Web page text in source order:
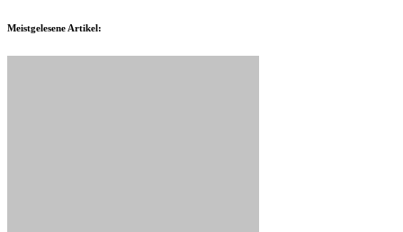
Meistgelesene Artikel: